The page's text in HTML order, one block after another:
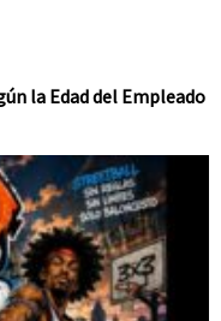
la Edad del Empleado